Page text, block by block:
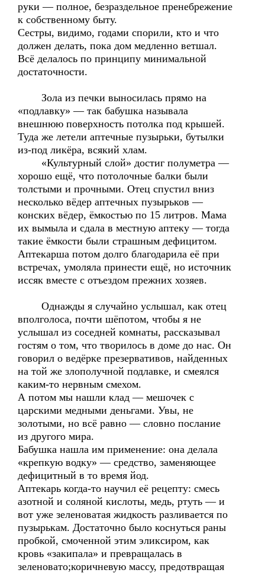
руки — полное, безраздельное пренебрежение
к собственному быту.
Сестры, видимо, годами спорили, кто и что
должен делать, пока дом медленно ветшал.
Всё делалось по принципу минимальной
достаточности.
Зола из печки выносилась прямо на
«подлавку» — так бабушка называла
внешнюю поверхность потолка под крышей.
Туда же летели аптечные пузырьки, бутылки
из-под ликёра, всякий хлам.
«Культурный слой» достиг полуметра —
хорошо ещё, что потолочные балки были
толстыми и прочными. Отец спустил вниз
несколько вёдер аптечных пузырьков —
конских вёдер, ёмкостью по 15 литров. Мама
их вымыла и сдала в местную аптеку — тогда
такие ёмкости были страшным дефицитом.
Аптекарша потом долго благодарила её при
встречах, умоляла принести ещё, но источник
иссяк вместе с отъездом прежних хозяев.
Однажды я случайно услышал, как отец
вполголоса, почти шёпотом, чтобы я не
услышал из соседней комнаты, рассказывал
гостям о том, что творилось в доме до нас. Он
говорил о ведёрке презервативов, найденных
на той же злополучной подлавке, и смеялся
каким-то нервным смехом.
А потом мы нашли клад — мешочек с
царскими медными деньгами. Увы, не
золотыми, но всё равно — словно послание
из другого мира.
Бабушка нашла им применение: она делала
«крепкую водку» — средство, заменяющее
дефицитный в то время йод.
Аптекарь когда-то научил её рецепту: смесь
азотной и соляной кислоты, медь, ртуть — и
вот уже зеленоватая жидкость разливается по
пузырькам. Достаточно было коснуться раны
пробкой, смоченной этим эликсиром, как
кровь «закипала» и превращалась в
зеленовато;коричневую массу, предотвращая